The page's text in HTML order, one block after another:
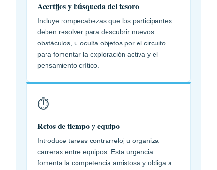
Acertijos y búsqueda del tesoro
Incluye rompecabezas que los participantes
deben resolver para descubrir nuevos
obstáculos, u oculta objetos por el circuito
para fomentar la exploración activa y el
pensamiento crítico.
⏱️
Retos de tiempo y equipo
Introduce tareas contrarreloj u organiza
carreras entre equipos. Esta urgencia
fomenta la competencia amistosa y obliga a